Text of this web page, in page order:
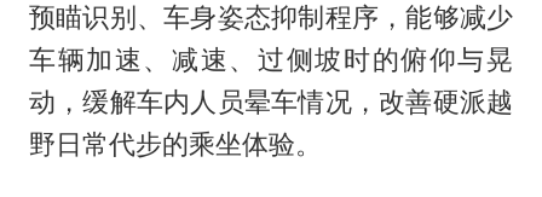
预瞄识别、车身姿态抑制程序，能够减少
车辆加速、减速、过侧坡时的俯仰与晃
动，缓解车内人员晕车情况，改善硬派越
野日常代步的乘坐体验。